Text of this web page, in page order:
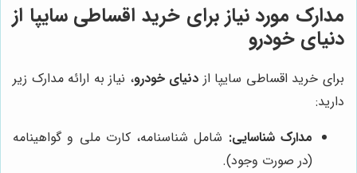
مدارک مورد نیاز برای خرید اقساطی سایپا از
دنیای خودرو
برای خرید اقساطی سایپا از دنیای خودرو، نیاز به ارائه مدارک زیر
دارید:
مدارک شناسایی: شامل شناسنامه، کارت ملی و گواهینامه
(در صورت وجود).